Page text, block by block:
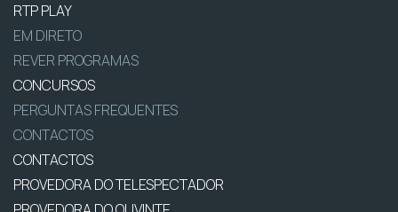
RTP PLAY
EM DIRETO
REVER PROGRAMAS
CONCURSOS
PERGUNTAS FREQUENTES
CONTACTOS
CONTACTOS
PROVEDORA DO TELESPECTADOR